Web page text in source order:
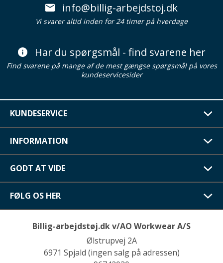
info@billig-arbejdstoj.dk
Vi svarer altid inden for 24 timer på hverdage
Har du spørgsmål - find svarene her
Find svarene på mange af de mest gængse spørgsmål på vores
kundeservicesider
KUNDESERVICE
INFORMATION
GODT AT VIDE
FØLG OS HER
Billig-arbejdstøj.dk v/AO Workwear A/S
Ølstrupvej 2A
6971 Spjald (ingen salg på adressen)